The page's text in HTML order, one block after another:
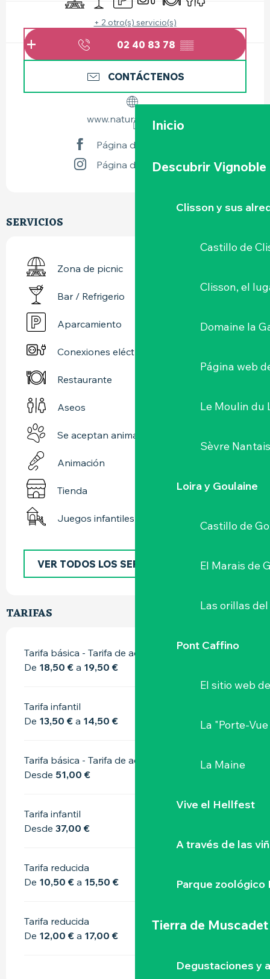
Inicio
Descubrir Vignoble
Clisson y sus
Castillo de
Clisson, el
Domaine la
Página web
Le Moulin du
Sèvre
Loira y Goulaine
Castillo de
El Marais de
Las orillas
Pont Caffino
El sitio web
La "Porte-Vue
La Maine
Vive el Hellfest
A través de las
Parque zoológico
Tierra de Muscadet
Degustaciones y
+ 2 otro(s) servicio(s)
02 40 83 78 ▒▒
CONTÁCTENOS
www.naturalparc.com
Página de Facebook
Página de Instagram
SERVICIOS
Zona de picnic
Bar / Refrigerio
Aparcamiento
Conexiones eléctricas
Restaurante
Aseos
Se aceptan animales
Animación
Tienda
Juegos infantiles / Zona de juegos
VER TODOS LOS SERVICIOS
TARIFAS
Tarifa básica - Tarifa de adulto
De 18,50 € a 19,50 €
Tarifa infantil
De 13,50 € a 14,50 €
Tarifa básica - Tarifa de adulto
Desde 51,00 €
Tarifa infantil
Desde 37,00 €
Tarifa reducida
De 10,50 € a 15,50 €
Tarifa reducida
De 12,00 € a 17,00 €